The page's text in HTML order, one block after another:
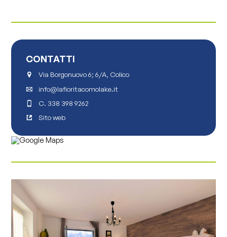
CONTATTI
Via Borgonuovo 6; 6/A, Colico
info@lafioritacomolake.it
C. 338 398 9262
Sito web